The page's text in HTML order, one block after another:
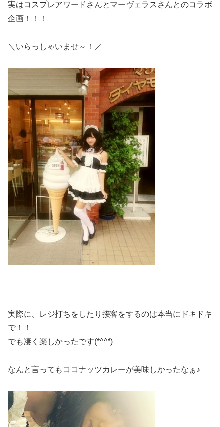
実はコスプレアワードさんとマーヴェラスさんとのコラボ
企画！！！
＼いらっしゃいませ～！／
実際に、レジ打ちをしたり接客をするのは本当にドキドキ
で！！
でも凄く楽しかったです(*^^*)
なんと言ってもココナッツカレーが美味しかったなぁ♪